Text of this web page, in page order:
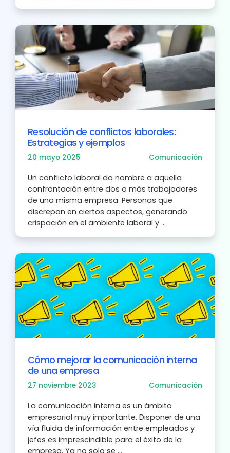
Resolución de conflictos laborales:
Estrategias y ejemplos
20 mayo 2025 Comunicación
Un conflicto laboral da nombre a aquella
confrontación entre dos o más trabajadores
de una misma empresa. Personas que
discrepan en ciertos aspectos, generando
crispación en el ambiente laboral y ...
Cómo mejorar la comunicación interna
de una empresa
27 noviembre 2023 Comunicación
La comunicación interna es un ámbito
empresarial muy importante. Disponer de una
vía fluida de información entre empleados y
jefes es imprescindible para el éxito de la
empresa. Ya no solo se ...